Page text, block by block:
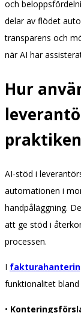
och
delar av flödet
transparens och
när AI har
Hur
AI-stöd i
automationen i
handpåläggning.
att ge stöd i
processen.
I
funktionalitet
•